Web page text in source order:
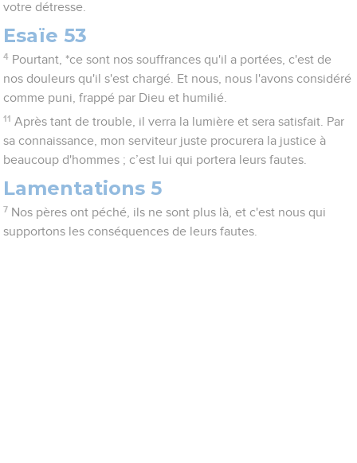
votre détresse.
Esaïe 53
4 Pourtant, *ce sont nos souffrances qu'il a portées, c'est de
nos douleurs qu'il s'est chargé. Et nous, nous l'avons considéré
comme puni, frappé par Dieu et humilié.
11 Après tant de trouble, il verra la lumière et sera satisfait. Par
sa connaissance, mon serviteur juste procurera la justice à
beaucoup d'hommes ; c’est lui qui portera leurs fautes.
Lamentations 5
7 Nos pères ont péché, ils ne sont plus là, et c'est nous qui
supportons les conséquences de leurs fautes.